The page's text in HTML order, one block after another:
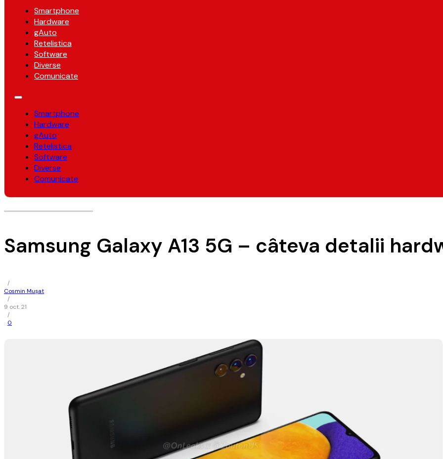
Smartphone
Hardware
gAuto
Retelistica
Software
Diverse
Comunicate
Smartphone
Hardware
gAuto
Retelistica
Software
Diverse
Comunicate
Samsung Galaxy A13 5G – câteva detalii
/
Cosmin Mușat
/
9 oct. 21
/
0